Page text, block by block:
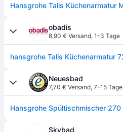
obadis
8,90 € Versand, 1–3 Tage
Neuesbad
7,70 € Versand, 7–15 Tage
Skybad